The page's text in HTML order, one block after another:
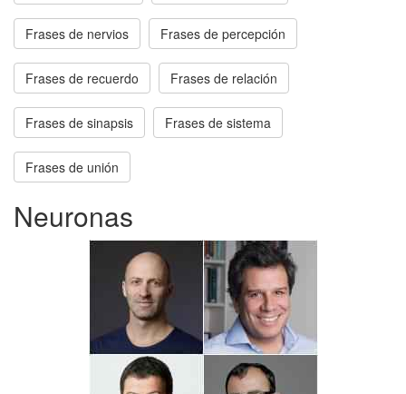
Frases de nervios Frases de percepción
Frases de recuerdo Frases de relación
Frases de sinapsis Frases de sistema
Frases de unión
Neuronas